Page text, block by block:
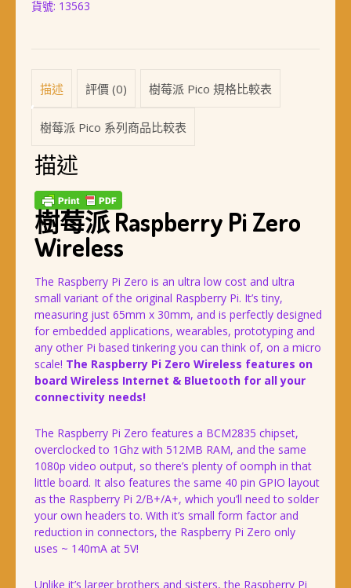
貨號: 13563
描述 評價 (0) 樹莓派 Pico 規格比較表
樹莓派 Pico 系列商品比較表
描述
樹莓派 Raspberry Pi Zero
Wireless
The Raspberry Pi Zero is an ultra low cost and ultra
small variant of the original Raspberry Pi. It’s tiny,
measuring just 65mm x 30mm, and is perfectly designed
for embedded applications, wearables, prototyping and
any other Pi based tinkering you can think of, on a micro
scale! The Raspberry Pi Zero Wireless features on
board Wireless Internet & Bluetooth for all your
connectivity needs!
The Raspberry Pi Zero features a BCM2835 chipset,
overclocked to 1Ghz with 512MB RAM, and the same
1080p video output, so there’s plenty of oomph in that
little board. It also features the same 40 pin GPIO layout
as the Raspberry Pi 2/B+/A+, which you’ll need to solder
your own headers to. With it’s small form factor and
reduction in connectors, the Raspberry Pi Zero only
uses ~ 140mA at 5V!
Unlike it’s larger brothers and sisters, the Raspberry Pi